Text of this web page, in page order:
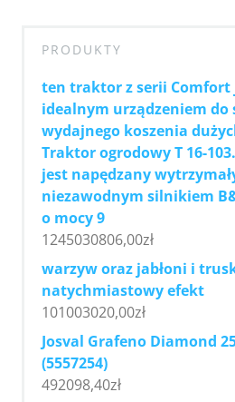
PRODUKTY
ten traktor z serii Comfort
idealnym urządzeniem do
wydajnego koszenia
Traktor ogrodowy T 16-
jest napędzany
niezawodnym silnikiem
o mocy 9
1245030806,00zł
warzyw oraz jabłoni i
natychmiastowy efekt
101003020,00zł
Josval Grafeno Diamond
(5557254)
492098,40zł